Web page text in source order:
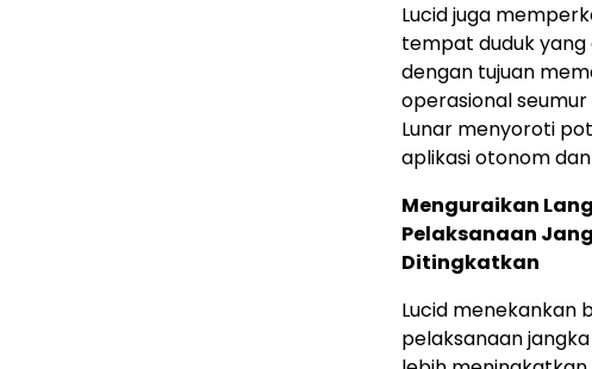
Lucid juga
tempat duduk
dengan tujuan
operasional
Lunar menyoroti
aplikasi otonom
Menguraikan
Pelaksanaan
Ditingkatkan
Lucid menekankan
pelaksanaan